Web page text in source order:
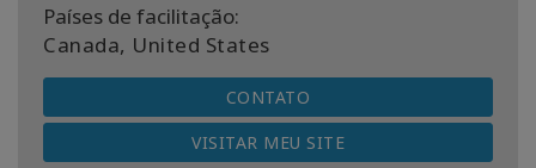
Países de facilitação:
Canada, United States
CONTATO
VISITAR MEU SITE